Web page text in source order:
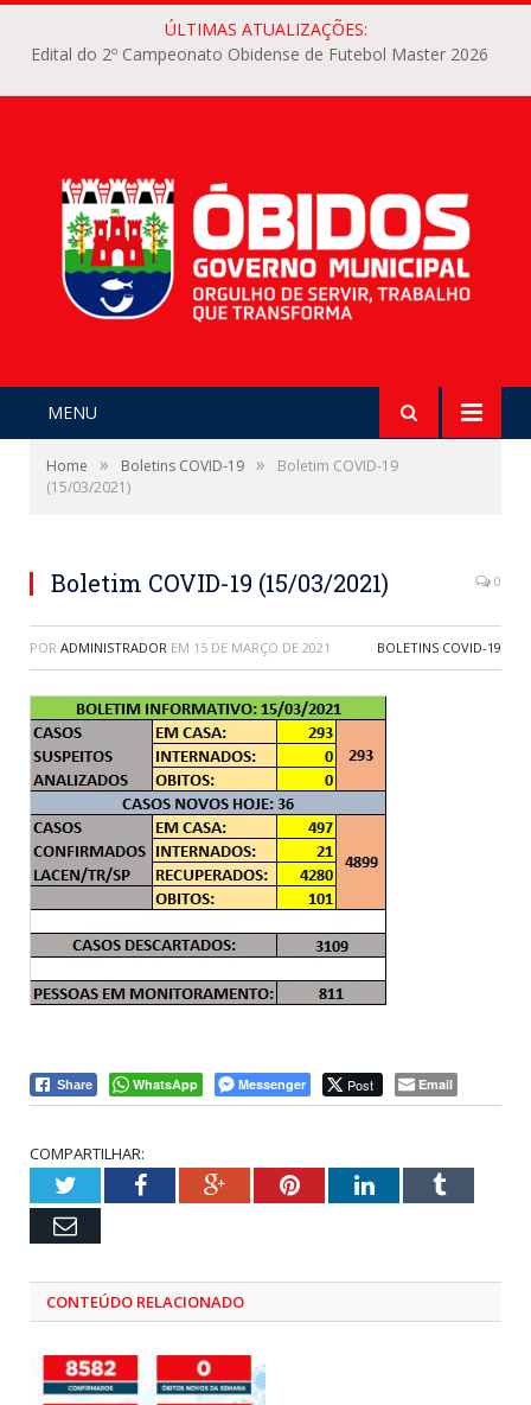
ÚLTIMAS ATUALIZAÇÕES:
Edital do 2º Campeonato Obidense de Futebol Master 2026
MENU
Home » Boletins COVID-19 »
Boletim COVID-19
(15/03/2021)
Boletim COVID-19 (15/03/2021) 0
POR ADMINISTRADOR EM 15 DE MARÇO DE 2021 BOLETINS COVID-19
Share WhatsApp Messenger Post Email
COMPARTILHAR:
TwitterFacebookGoogle+PinterestLinkedInTumblr
Email
CONTEÚDO RELACIONADO